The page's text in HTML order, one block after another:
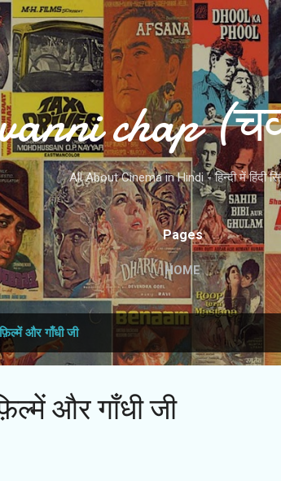
Skip to main content
chap
All About Cinema in Hindi - हिन्दी में हिंदी
Pages
HOME
फ़िल्में और गाँधी जी
और गाँधी जी